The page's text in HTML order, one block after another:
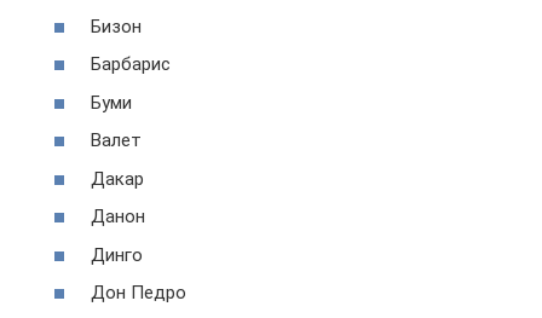
Бизон
Барбарис
Буми
Валет
Дакар
Данон
Динго
Дон Педро